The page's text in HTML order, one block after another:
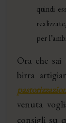
quindi
per
Ora che
birra
venuta
consigli su